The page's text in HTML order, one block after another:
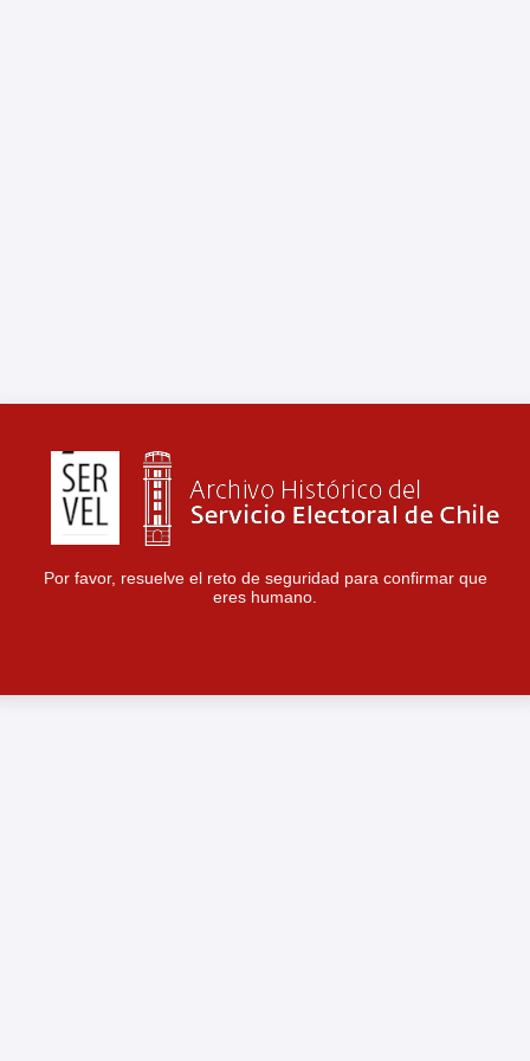
Por favor, resuelve el reto de seguridad para confirmar que
eres humano.